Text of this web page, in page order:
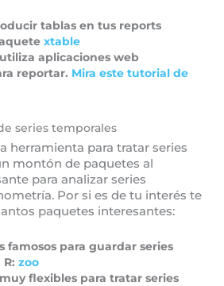
tablas en tus reports
xtable
aplicaciones web
reportar. Mira este tutorial de
series temporales
herramienta para tratar series
montón de paquetes al
para analizar series
Por si es de tu interés te
paquetes interesantes:
famosos para guardar series
R:zoo
flexibles para tratar series